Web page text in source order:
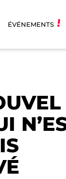
ÉVÉNEMENTS